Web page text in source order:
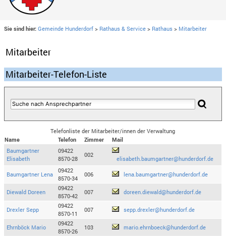
Sie sind hier: Gemeinde Hunderdorf > Rathaus & Service > Rathaus > Mitarbeiter
Mitarbeiter
Mitarbeiter-Telefon-Liste
Telefonliste der Mitarbeiter/innen der Verwaltung
Name
Telefon Zimmer
Mail
Baumgartner
Elisabeth
09422
8570-28
002
elisabeth.baumgartner@hunderdorf.de
Baumgartner Lena
09422
8570-34
006 lena.baumgartner@hunderdorf.de
Diewald Doreen
09422
8570-42
007 doreen.diewald@hunderdorf.de
Drexler Sepp
09422
8570-11
007 sepp.drexler@hunderdorf.de
Ehrnböck Mario
09422
8570-26
103 mario.ehrnboeck@hunderdorf.de